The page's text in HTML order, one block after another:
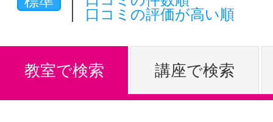
やりたいこ
特集をみる
口コミの評価が高い順
教室で検索 講座で検索